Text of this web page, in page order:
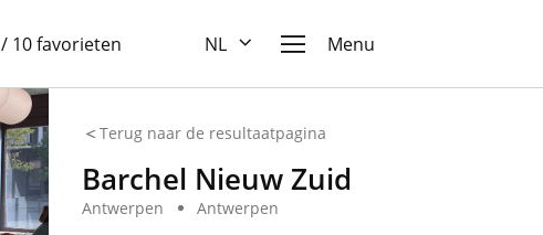
/ 10 favorieten NL Menu
Terug naar de resultaatpagina
Barchel Nieuw Zuid
Antwerpen Antwerpen